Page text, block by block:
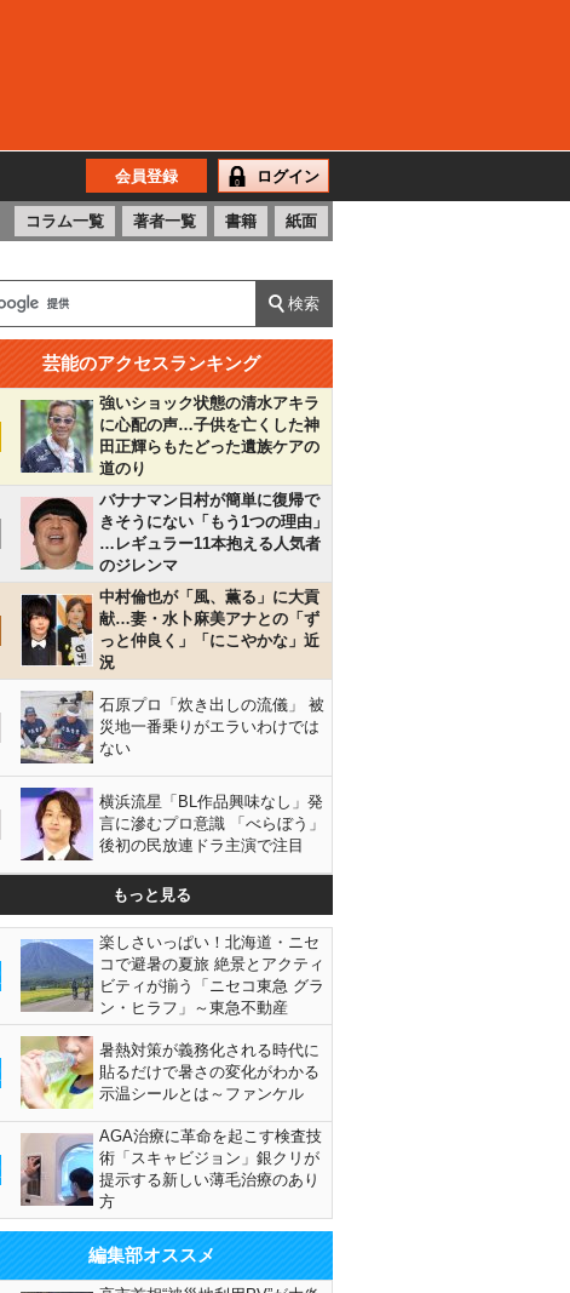
会員登録 ログイン
コラム一覧 著者一覧 書籍 紙面
芸能のアクセスランキング
強いショック状態の清水アキラ
に心配の声…子供を亡くした神
田正輝らもたどった遺族ケアの
道のり
バナナマン日村が簡単に復帰で
きそうにない「もう1つの理由」
…レギュラー11本抱える人気者
のジレンマ
中村倫也が「風、薫る」に大貢
献…妻・水卜麻美アナとの「ず
っと仲良く」「にこやかな」近
況
石原プロ「炊き出しの流儀」 被
災地一番乗りがエラいわけでは
ない
横浜流星「BL作品興味なし」発
言に滲むプロ意識 「べらぼう」
後初の民放連ドラ主演で注目
もっと見る
楽しさいっぱい！北海道・ニセ
コで避暑の夏旅 絶景とアクティ
ビティが揃う「ニセコ東急 グラ
ン・ヒラフ」～東急不動産
暑熱対策が義務化される時代に
貼るだけで暑さの変化がわかる
示温シールとは～ファンケル
AGA治療に革命を起こす検査技
術「スキャビジョン」銀クリが
提示する新しい薄毛治療のあり
方
編集部オススメ